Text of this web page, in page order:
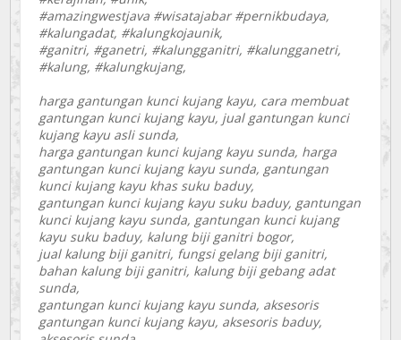
#amazingwestjava #wisatajabar #pernikbudaya,
#kalungadat, #kalungkojaunik,
#ganitri, #ganetri, #kalungganitri, #kalungganetri,
#kalung, #kalungkujang,
harga gantungan kunci kujang kayu, cara membuat
gantungan kunci kujang kayu, jual gantungan kunci
kujang kayu asli sunda,
harga gantungan kunci kujang kayu sunda, harga
gantungan kunci kujang kayu sunda, gantungan
kunci kujang kayu khas suku baduy,
gantungan kunci kujang kayu suku baduy, gantungan
kunci kujang kayu sunda, gantungan kunci kujang
kayu suku baduy, kalung biji ganitri bogor,
jual kalung biji ganitri, fungsi gelang biji ganitri,
bahan kalung biji ganitri, kalung biji gebang adat
sunda,
gantungan kunci kujang kayu sunda, aksesoris
gantungan kunci kujang kayu, aksesoris baduy,